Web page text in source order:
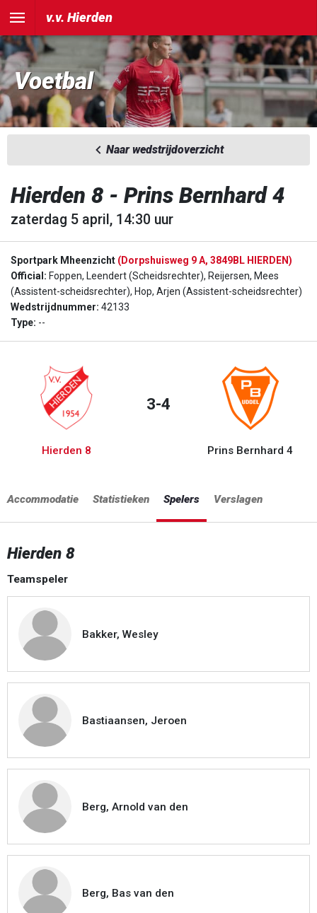
v.v. Hierden
Voetbal
Naar wedstrijdoverzicht
Hierden 8 - Prins Bernhard 4
zaterdag 5 april, 14:30 uur
Sportpark Mheenzicht (Dorpshuisweg 9 A, 3849BL HIERDEN)
Official: Foppen, Leendert (Scheidsrechter), Reijersen, Mees
(Assistent-scheidsrechter), Hop, Arjen (Assistent-scheidsrechter)
Wedstrijdnummer: 42133
Type: --
Hierden 8
3-4
Prins Bernhard 4
Accommodatie Statistieken Spelers Verslagen
Hierden 8
Teamspeler
Bakker, Wesley
Bastiaansen, Jeroen
Berg, Arnold van den
Berg, Bas van den